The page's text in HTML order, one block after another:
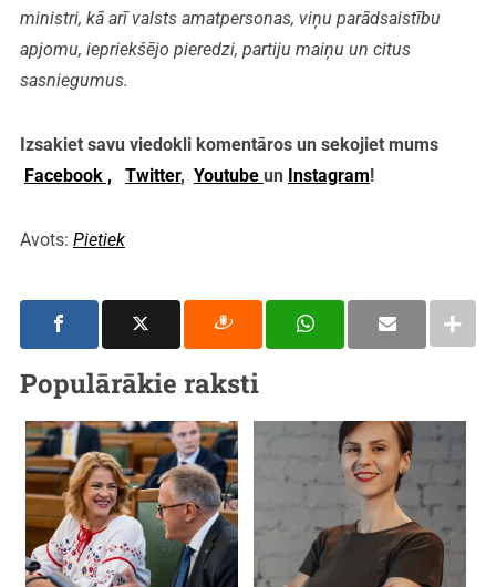
ministri, kā arī valsts amatpersonas, viņu parādsaistību
apjomu, iepriekšējo pieredzi, partiju maiņu un citus
sasniegumus.
Izsakiet savu viedokli komentāros un sekojiet mums
Facebook ,
Twitter, Youtube un Instagram!
Avots: Pietiek
Populārākie raksti